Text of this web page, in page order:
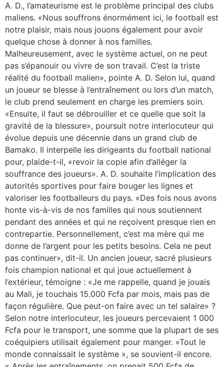
A. D., l’amateurisme est le problème principal des clubs
maliens. «Nous souffrons énormément ici, le football est
notre plaisir, mais nous jouons également pour avoir
quelque chose à donner à nos familles.
Malheureusement, avec le système actuel, on ne peut
pas s’épanouir ou vivre de son travail. C’est la triste
réalité du football malien», pointe A. D. Selon lui, quand
un joueur se blesse à l’entraînement ou lors d’un match,
le club prend seulement en charge les premiers soin.
«Ensuite, il faut se débrouiller et ce quelle que soit la
gravité de la blessure», poursuit notre interlocuteur qui
évolue depuis une décennie dans un grand club de
Bamako. Il interpelle les dirigeants du football national
pour, plaide-t-il, «revoir la copie afin d’alléger la
souffrance des joueurs». A. D. souhaite l’implication des
autorités sportives pour faire bouger les lignes et
valoriser les footballeurs du pays. «Des fois nous avons
honte vis-à-vis de nos familles qui nous soutiennent
pendant des années et qui ne reçoivent presque rien en
contrepartie. Personnellement, c’est ma mère qui me
donne de l’argent pour les petits besoins. Cela ne peut
pas continuer», dit-il. Un ancien joueur, sacré plusieurs
fois champion national et qui joue actuellement à
l’extérieur, témoigne : «Je me rappelle, quand je jouais
au Mali, je touchais 15.000 Fcfa par mois, mais pas de
façon régulière. Que peut-on faire avec un tel salaire» ?
Selon notre interlocuteur, les joueurs percevaient 1 000
Fcfa pour le transport, une somme que la plupart de ses
coéquipiers utilisait également pour manger. «Tout le
monde connaissait le système », se souvient-il encore.